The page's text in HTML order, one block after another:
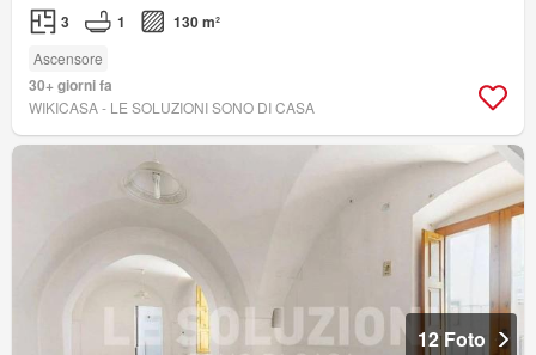
3 1 130 m²
Ascensore
30+ giorni fa
WIKICASA - LE SOLUZIONI SONO DI CASA
12 Foto